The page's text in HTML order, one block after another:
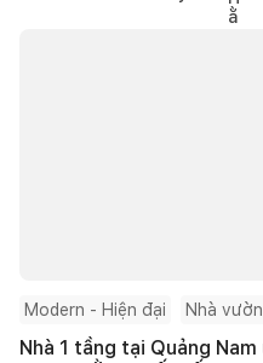
Modern - Hiện đại Nhà vườn
Nhà 1 tầng tại Quảng